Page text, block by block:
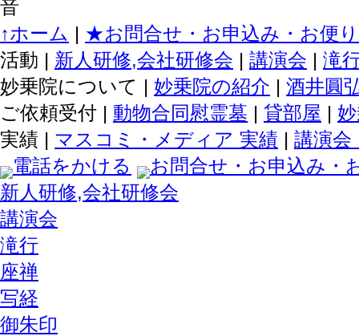
↑ホーム | ★お問合せ・お申込み・お便り
活動 | 新人研修,会社研修会 | 講演会 | 滝
妙乗院について | 妙乗院の紹介 | 酒井圓
ご依頼受付 | 動物合同慰霊墓 | 貸部屋 |
実績 | マスコミ・メディア 実績 | 講演会
電話をかける
お問合せ・お申込み・
新人研修,会社研修会
講演会
滝行
座禅
写経
御朱印